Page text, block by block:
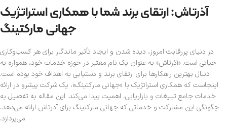
آذرتاش: ارتقای برند شما با همکاری استراتژیک
جهانی مارکتینگ
در دنیای پررقابت امروز، دیده شدن و ایجاد تأثیر ماندگار برای هر کسب‌وکاری
حیاتی است. «آذرتاش» به عنوان یک نام معتبر در حوزه خدمات خود، همواره به
دنبال بهترین راهکارها برای ارتقای برند و دستیابی به اهداف خود بوده است.
اینجاست که همکاری استراتژیک با «جهانی مارکتینگ»، یک شرکت پیشرو در ارائه
خدمات جامع تبلیغات و بازاریابی، اهمیت پیدا می‌کند. این مقاله به تفصیل به
چگونگی این مشارکت و خدماتی که جهانی مارکتینگ برای آذرتاش ارائه می‌دهد،
می‌پردازد.